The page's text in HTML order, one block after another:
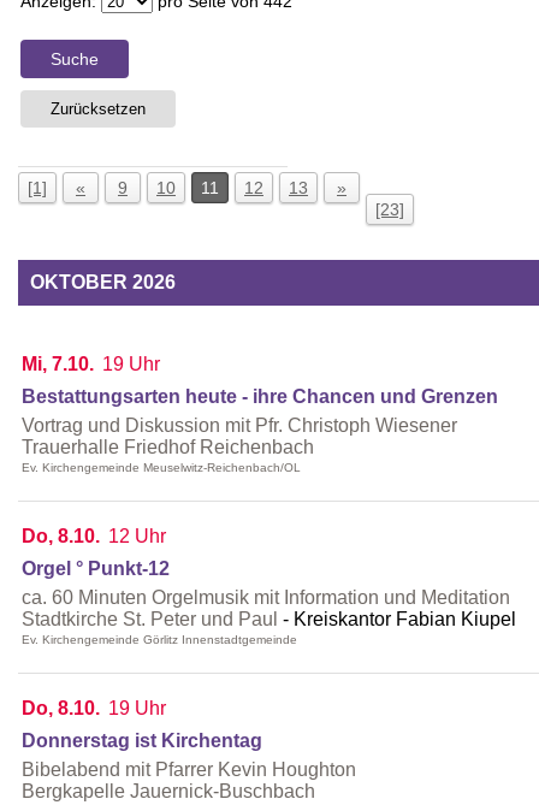
Suche
Zurücksetzen
[1] « 9 10 11 12 13
»
[23]
OKTOBER 2026
Mi, 7.10. 19 Uhr
Bestattungsarten heute - ihre Chancen und Grenzen
Vortrag und Diskussion mit Pfr. Christoph Wiesener
Trauerhalle Friedhof Reichenbach
Ev. Kirchengemeinde Meuselwitz-Reichenbach/OL
Do, 8.10. 12 Uhr
Orgel ° Punkt-12
ca. 60 Minuten Orgelmusik mit Information und Meditation
Stadtkirche St. Peter und Paul
Kreiskantor Fabian Kiupel
Ev. Kirchengemeinde Görlitz Innenstadtgemeinde
Do, 8.10. 19 Uhr
Donnerstag ist Kirchentag
Bibelabend mit Pfarrer Kevin Houghton
Bergkapelle Jauernick-Buschbach